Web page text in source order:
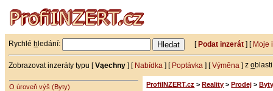
Rychlé h ledání: [Podat inzerát ] [ Moje
Zobrazovat inzeráty typu [Vąechny ] [ Nabídka ] [ Poptávka ] [Výměna ]zo
O úroveň výš (Byty) ProfiINZERT.cz > Reality > Prodej >